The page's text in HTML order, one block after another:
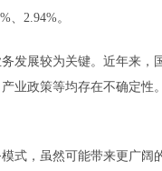
、2.94%。
发展较为关键。近年来
业政策等均存在不确定
式，虽然可能带来更广